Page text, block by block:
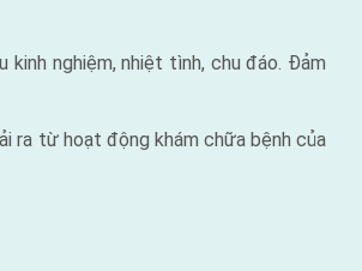
nghiệm, nhiệt tình, chu đáo. Đảm
ra từ hoạt động khám chữa bệnh của